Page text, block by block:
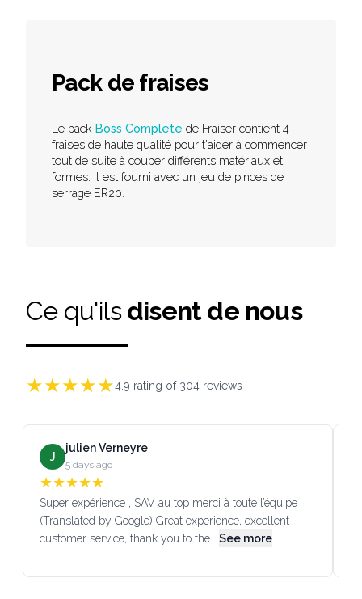
Pack de fraises
Le pack Boss Complete de Fraiser contient 4
fraises de haute qualité pour t'aider à commencer
tout de suite à couper différents matériaux et
formes. Il est fourni avec un jeu de pinces de
serrage ER20.
Ce qu'ilsdisent de nous
★★★★★4.9 rating of 304 reviews
J
julien Verneyre
5 days ago
★★★★★
Super expérience , SAV au top merci à toute l’équipe
(Translated by Google) Great experience, excellent
customer service, thank you to the…
See more